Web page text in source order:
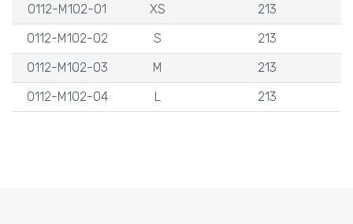
0112-M102-01
XS
213
0112-M102-02
S
213
0112-M102-03
M
213
0112-M102-04
L 213